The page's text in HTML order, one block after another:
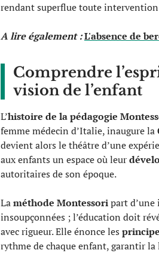
rendant superflue toute
A lire également :L'absence de
Comprendre
vision de l’enfant
L’histoire de la pédagogie
femme médecin d’Italie, inaugure la
devient alors le théâtre d’une
aux enfants un espace où leur
autoritaires de son époque.
Laméthode Montessoripart
insoupçonnées ; l’éducation doit
avec rigueur. Elle énonce les
rythme de chaque enfant, garantir